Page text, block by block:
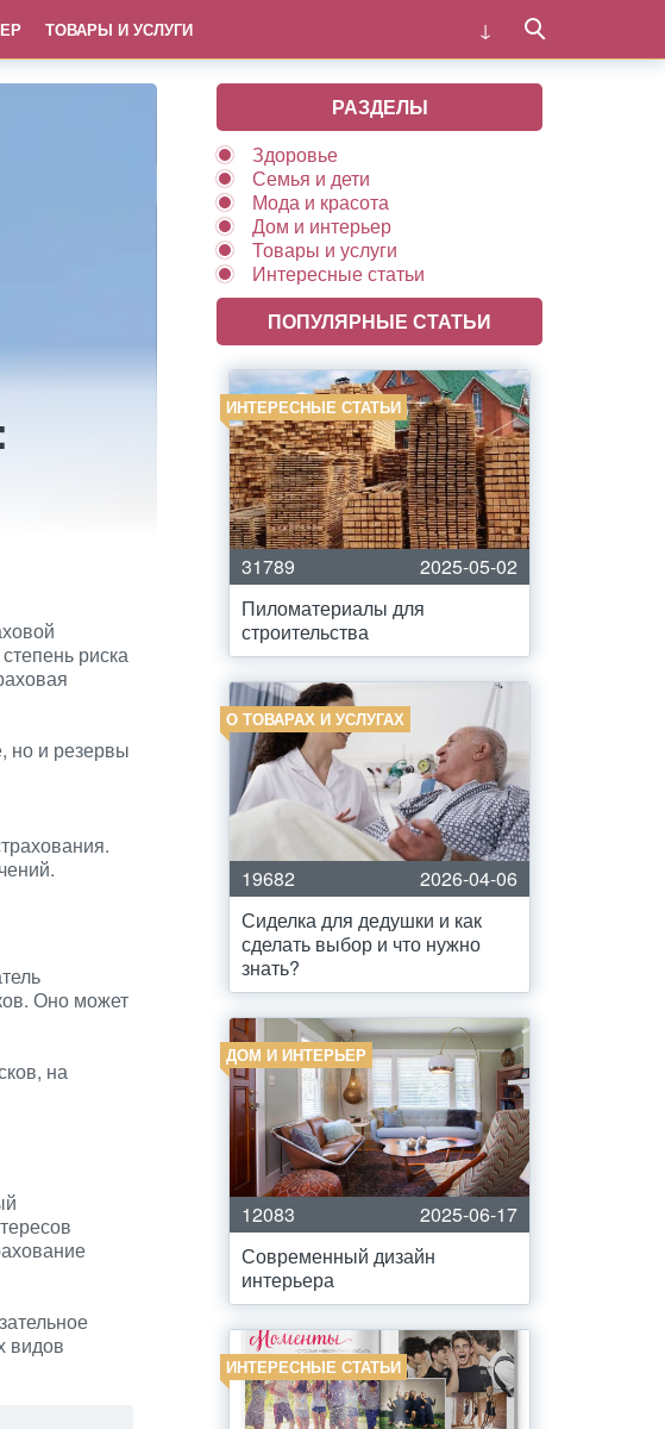
ТОВАРЫ И УСЛУГИ
риска
но и резервы
Оно может
на
видов
РАЗДЕЛЫ
Здоровье
Семья и дети
Мода и красота
Дом и интерьер
Товары и услуги
Интересные статьи
ПОПУЛЯРНЫЕ СТАТЬИ
ИНТЕРЕСНЫЕ СТАТЬИ
31789
2025-05-02
Пиломатериалы для
строительства
О ТОВАРАХ И УСЛУГАХ
19682
2026-04-06
Сиделка для дедушки и как
сделать выбор и что нужно
знать?
ДОМ И ИНТЕРЬЕР
12083
2025-06-17
Современный дизайн
интерьера
ИНТЕРЕСНЫЕ СТАТЬИ